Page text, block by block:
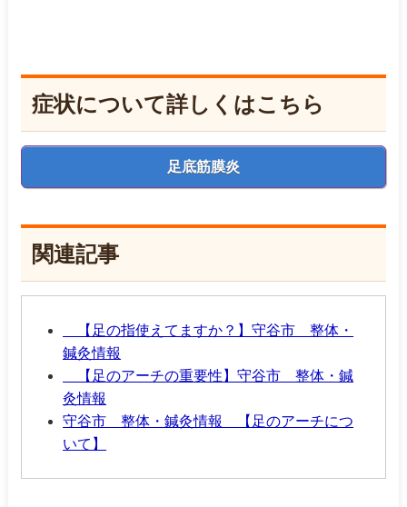
症状について詳しくはこちら
足底筋膜炎
関連記事
【足の指使えてますか？】守谷市 整体・
鍼灸情報
【足のアーチの重要性】守谷市 整体・鍼
灸情報
守谷市 整体・鍼灸情報 【足のアーチにつ
いて】